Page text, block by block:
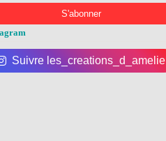
Suivre les_creations_d_amelie